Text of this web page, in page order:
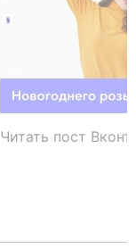
Читать пост